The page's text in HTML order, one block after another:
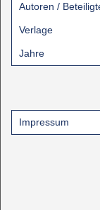
Autoren /
Verlage
Jahre
Impressum